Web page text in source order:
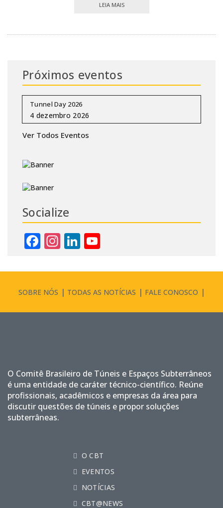
LEIA MAIS
Próximos eventos
Tunnel Day 2026
Ver Todos Eventos
Socialize
Facebook
Instagram
LinkedIn
SOBRE NÓS TODAS AS NOTÍCIAS FALE CONOSCO
O Comitê Brasileiro de Túneis e Espaços Subterrâneos
é uma entidade de caráter técnico-científico. Reúne
profissionais, acadêmicos e empresas da área para
discutir questões de túneis e propor soluções
subterrâneas.
O CBT
EVENTOS
NOTÍCIAS
CBT@NEWS